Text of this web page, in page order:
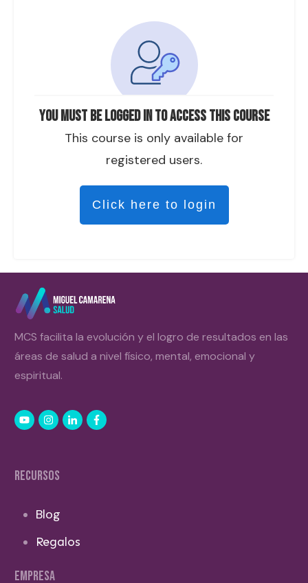
You must be logged in to access this course
This course is only available for
registered users.
Click here to login
MCS facilita la evolución y el logro de resultados en las
áreas de salud a nivel físico, mental, emocional y
espiritual.
RECURSOS
Blog
Regalos
EMPRESA